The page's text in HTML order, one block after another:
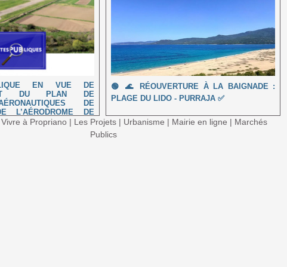
EN VUE DE
DU PLAN DE
DE
L’AÉRODROME DE
🟢 🌊 RÉOUVERTURE À LA BAIGNADE :
PLAGE DU LIDO - PURRAJA ✅
Vivre à Propriano | Les Projets | Urbanisme | Mairie en ligne | Marchés
Publics